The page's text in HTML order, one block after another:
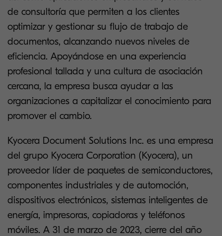
de consultoría que permiten a los clientes
optimizar y gestionar su flujo de trabajo de
documentos, alcanzando nuevos niveles de
eficiencia. Apoyándose en una experiencia
profesional tallada y una cultura de asociación
cercana, la empresa busca ayudar a las
organizaciones a capitalizar el conocimiento para
promover el cambio.
Kyocera Document Solutions Inc. es una empresa
del grupo Kyocera Corporation (Kyocera), un
proveedor líder de paquetes de semiconductores,
componentes industriales y de automoción,
dispositivos electrónicos, sistemas inteligentes de
energía, impresoras, copiadoras y teléfonos
móviles. A 31 de marzo de 2023, cierre del año